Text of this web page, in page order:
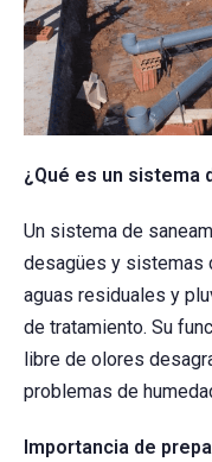
¿Qué es un sistema
Un sistema de
desagües y sistemas
aguas residuales y
de tratamiento. Su
libre de olores
problemas de
Importancia de